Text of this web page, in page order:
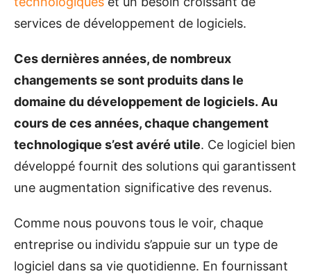
services de développement de logiciels.
Ces dernières années, de nombreux
changements se sont produits dans le
domaine du développement de logiciels. Au
cours de ces années, chaque changement
technologique s’est avéré utile. Ce logiciel bien
développé fournit des solutions qui garantissent
une augmentation significative des revenus.
Comme nous pouvons tous le voir, chaque
entreprise ou individu s’appuie sur un type de
logiciel dans sa vie quotidienne. En fournissant